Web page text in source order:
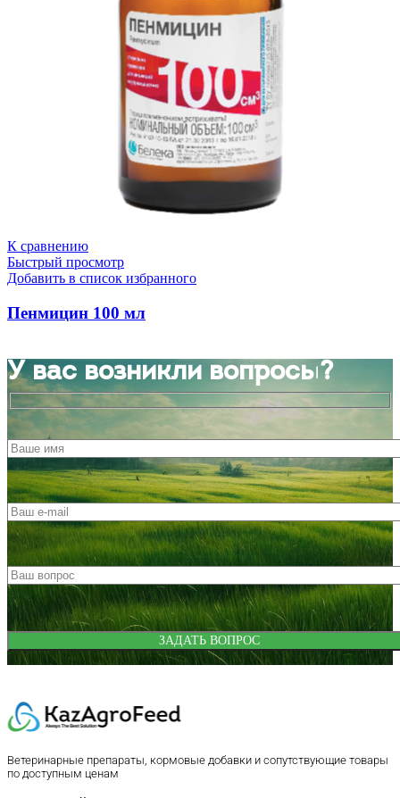
К сравнению
Быстрый просмотр
Добавить в список избранного
Пенмицин 100 мл
У вас возникли вопросы?
Ветеринарные препараты, кормовые добавки и сопутствующие товары
по доступным ценам